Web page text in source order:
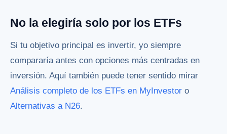
No la elegiría solo por los ETFs
Si tu objetivo principal es invertir, yo siempre
compararía antes con opciones más centradas en
inversión. Aquí también puede tener sentido mirar
Análisis completo de los ETFs en MyInvestor o
Alternativas a N26.